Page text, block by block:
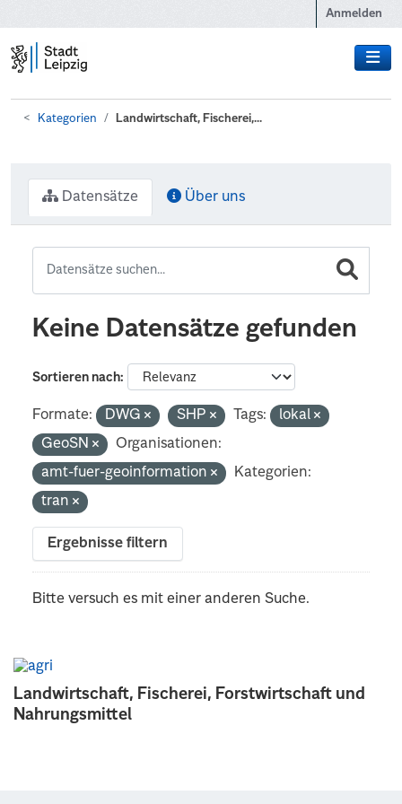
Anmelden
Kategorien Landwirtschaft, Fischerei,...
Landwirtschaft, Fischerei, Forstwirtschaft und
Nahrungsmittel
Datensätze Über uns
Keine Datensätze gefunden
Sortieren nach
Formate: DWG SHP Tags:
lokal
GeoSN
Organisationen:
amt-fuer-geoinformation
Kategorien:
tran
Ergebnisse filtern
Bitte versuch es mit einer anderen Suche.